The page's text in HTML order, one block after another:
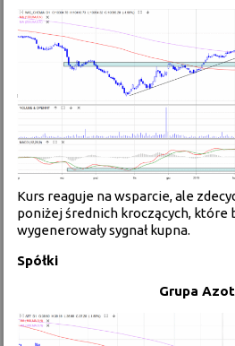
Kurs reaguje na wsparcie, ale
poniżej średnich kroczących, które
wygenerowały sygnał kupna.
Spółki
Grupa